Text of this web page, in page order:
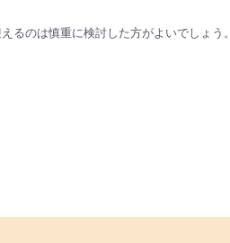
るのは慎重に検討した方がよいでしょう。